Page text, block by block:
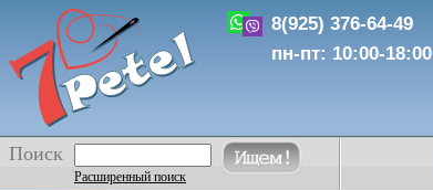
8(925) 376-64-49
пн-пт: 10:00-18:00
Поиск
Расширенный поиск